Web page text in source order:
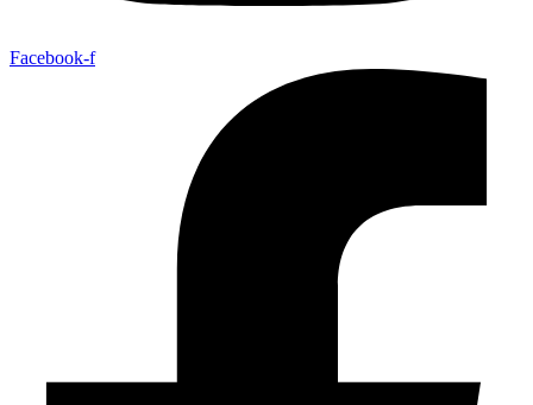
Facebook-f